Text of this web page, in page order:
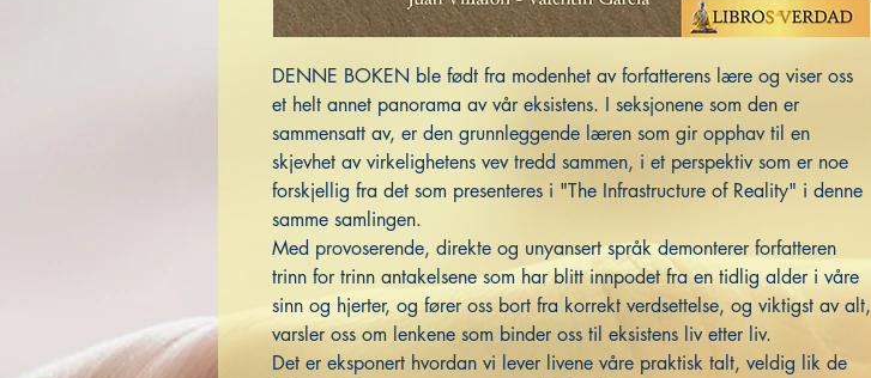
DENNE BOKEN ble født fra modenhet av forfatterens lære og viser oss
et helt annet panorama av vår eksistens. I seksjonene som den er
sammensatt av, er den grunnleggende læren som gir opphav til en
skjevhet av virkelighetens vev tredd sammen, i et perspektiv som er noe
forskjellig fra det som presenteres i "The Infrastructure of Reality" i denne
samme samlingen.
Med provoserende, direkte og unyansert språk demonterer forfatteren
trinn for trinn antakelsene som har blitt innpodet fra en tidlig alder i våre
sinn og hjerter, og fører oss bort fra korrekt verdsettelse, og viktigst av alt,
varsler oss om lenkene som binder oss til eksistens liv etter liv.
Det er eksponert hvordan vi lever livene våre praktisk talt, veldig lik de